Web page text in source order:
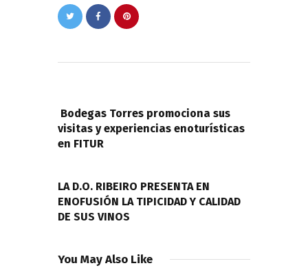
entradas
Bodegas Torres promociona sus
visitas y experiencias enoturísticas
en FITUR
LA D.O. RIBEIRO PRESENTA EN
ENOFUSIÓN LA TIPICIDAD Y CALIDAD
DE SUS VINOS
You May Also Like